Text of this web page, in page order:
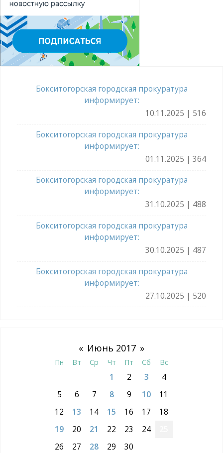
Бокситогорская городская прокуратура
информирует:
10.11.2025 | 516
Бокситогорская городская прокуратура
информирует:
01.11.2025 | 364
Бокситогорская городская прокуратура
информирует:
31.10.2025 | 488
Бокситогорская городская прокуратура
информирует:
30.10.2025 | 487
Бокситогорская городская прокуратура
информирует:
27.10.2025 | 520
« Июнь 2017 »
Пн Вт Ср Чт Пт Сб Вс
1 2 3
4
5
6 7 8 9 10
11
12
13 14 15 16 17
18
19
20 21 22 23 24
26
27 28 29 30